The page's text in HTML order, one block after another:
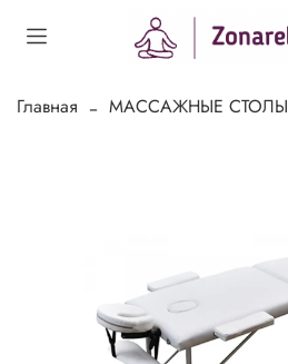
Главная МАССАЖНЫЕ СТОЛЫ